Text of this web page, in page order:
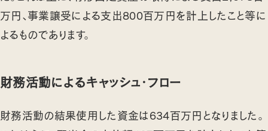
万円、事業譲受による支出800百万円を計上したこと等に
よるものであります。
財務活動によるキャッシュ・フロー
財務活動の結果使用した資金は634百万円となりました。